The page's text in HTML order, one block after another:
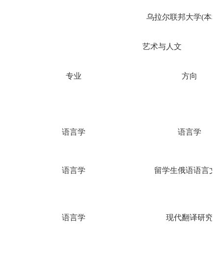
乌拉尔联邦大学(本
艺术与人文
专业 方向
语言学 语言学
语言学 留学生俄语语言文
语言学 现代翻译研究